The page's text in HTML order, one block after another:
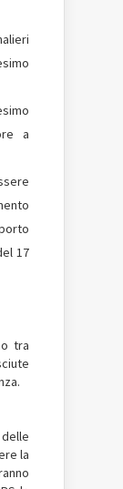
a
17
tra
la